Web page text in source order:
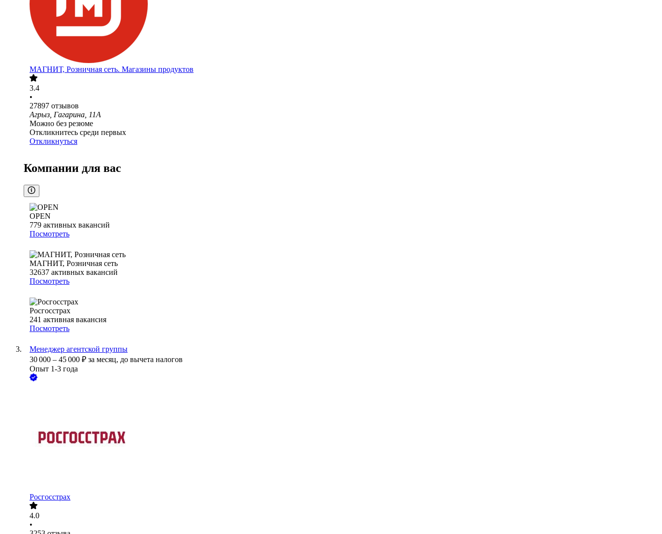
МАГНИТ, Розничная сеть. Магазины продуктов
3.4
•
27897 отзывов
Агрыз, Гагарина, 11А
Можно без резюме
Откликнитесь среди первых
Откликнуться
Компании для вас
OPEN
779 активных вакансий
Посмотреть
МАГНИТ, Розничная сеть
32637 активных вакансий
Посмотреть
Росгосстрах
241 активная вакансия
Посмотреть
Менеджер агентской группы
30 000 – 45 000 ₽ за месяц, до вычета налогов
Опыт 1-3 года
Росгосстрах
4.0
•